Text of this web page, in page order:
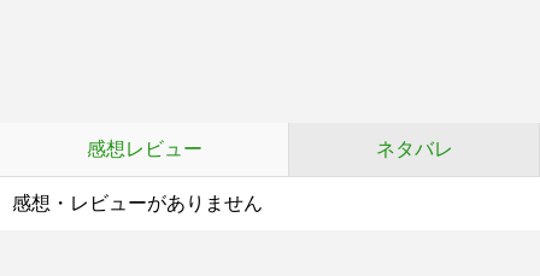
感想レビュー ネタバレ
感想・レビューがありません